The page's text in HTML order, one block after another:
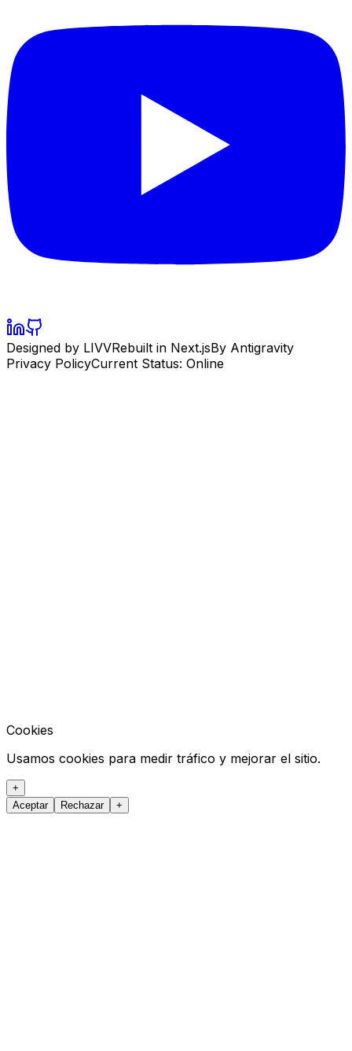
Designed by LIVVRebuilt in Next.jsBy Antigravity
Privacy PolicyCurrent Status: Online
Cookies
Usamos cookies para medir tráfico y mejorar el sitio.
+
Aceptar
Rechazar +